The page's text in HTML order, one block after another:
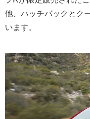
他、ハッチバックとク
います。